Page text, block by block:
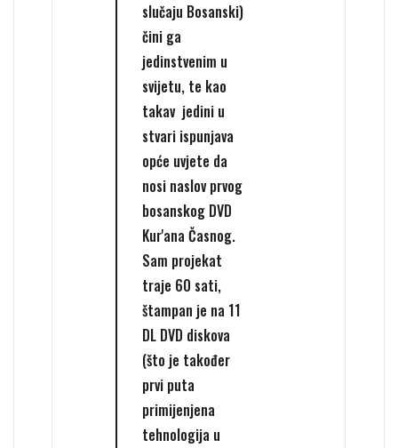
slučaju Bosanski)
čini ga
jedinstvenim u
svijetu, te kao
takav jedini u
stvari ispunjava
opće uvjete da
nosi naslov prvog
bosanskog DVD
Kur'ana Časnog.
Sam projekat
traje 60 sati,
štampan je na 11
DL DVD diskova
(što je također
prvi puta
primijenjena
tehnologija u